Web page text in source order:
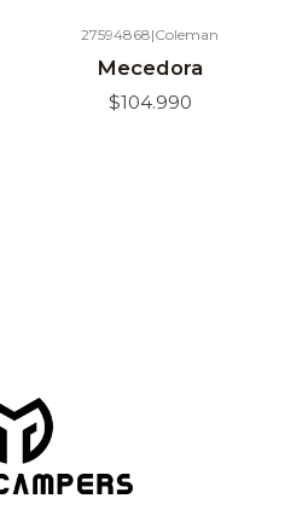
27594868|Coleman
Mecedora
$104.990